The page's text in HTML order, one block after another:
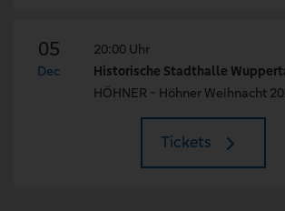
05
Dec
20:00 Uhr
Historische Stadthalle
HÖHNER - Höhner Weihnacht
Tickets